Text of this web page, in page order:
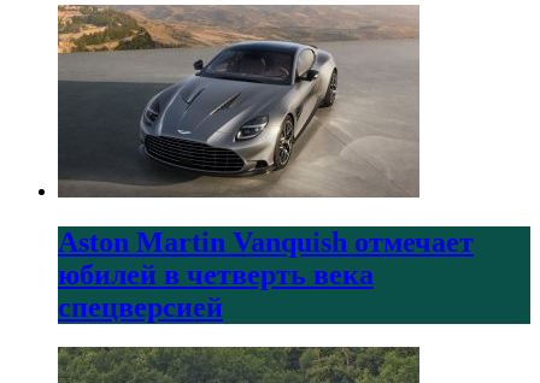
Aston Martin Vanquish отмечает
юбилей в четверть века
спецверсией